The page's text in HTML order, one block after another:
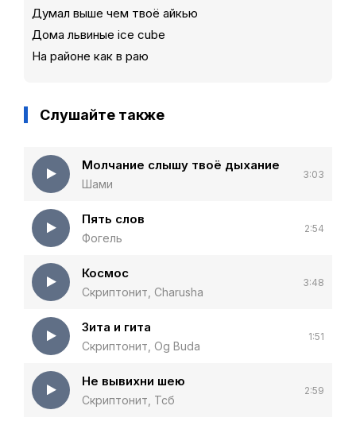
Думал выше чем твоё айкью
Дома львиные ice cube
На районе как в раю
Слушайте также
Молчание слышу твоё дыхание
Шами
3:03
Пять слов
Фогель
2:54
Космос
Скриптонит, Charusha
3:48
Зита и гита
Скриптонит, Og Buda
1:51
Не вывихни шею
Скриптонит, Тсб
2:59